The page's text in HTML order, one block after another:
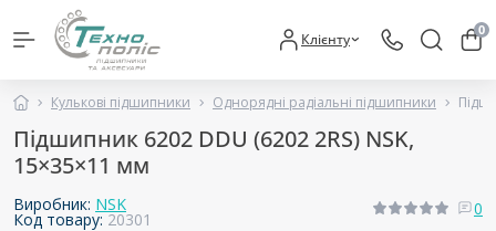
Клієнту 0
Кулькові підшипники Однорядні радіальні підшипники
Підшипник 6202 DDU (6202 2RS) NSK,
15×35×11 мм
Виробник: NSK
Код товару:20301
0